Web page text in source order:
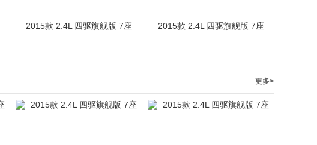
2015款 2.4L 四驱旗舰版 7座 2015款 2.4L 四驱旗舰版 7座
更多>